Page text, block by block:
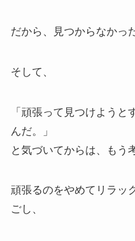
だから、見つからなかっ
そして、
「頑張って見つけよう
んだ。」
と気づいてからは、もう
頑張るのをやめてリラッ
ごし、